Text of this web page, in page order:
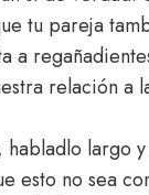
tu pareja
a
relación a
largo
esto no sea